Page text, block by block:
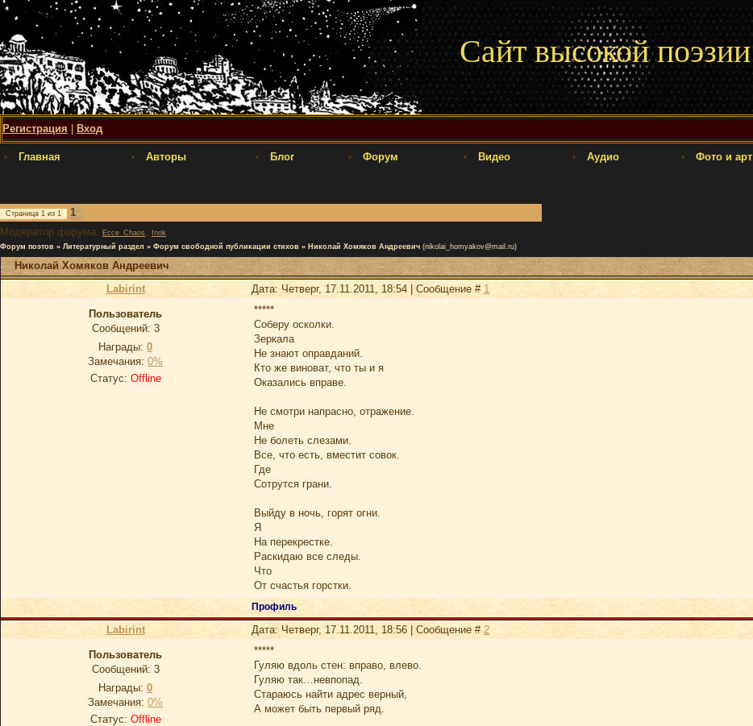
Сайт высокой поэзии
Регистрация Вход
Главная Авторы Блог Форум Видео Аудио Фото и арт
Страница 1 из 1
1
Модератор форума: Ecce_Chaos ,
Inok
Форум поэтов » Литературный раздел » Форум свободной публикации стихов » Николай Хомяков Андреевич (nikolai_homyakov@mail.ru)
Николай Хомяков Андреевич
Labirint
Дата: Четверг, 17.11.2011, 18:54 | Сообщение # 1
Пользователь
Сообщений: 3
Награды: 0
Замечания: 0%
Статус: Offline
*****
Соберу осколки.
Зеркала
Не знают оправданий.
Кто же виноват, что ты и я
Оказались вправе.
Не смотри напрасно, отражение.
Мне
Не болеть слезами.
Все, что есть, вместит совок.
Где
Сотрутся грани.
Выйду в ночь, горят огни.
Я
На перекрестке.
Раскидаю все следы.
Что
От счастья горстки.
Профиль
Labirint Дата: Четверг, 17.11.2011, 18:56 | Сообщение # 2
Пользователь
Сообщений: 3
Награды: 0
Замечания: 0%
Статус: Offline
*****
Гуляю вдоль стен: вправо, влево.
Гуляю так…невпопад.
Стараюсь найти адрес верный,
А может быть первый ряд.